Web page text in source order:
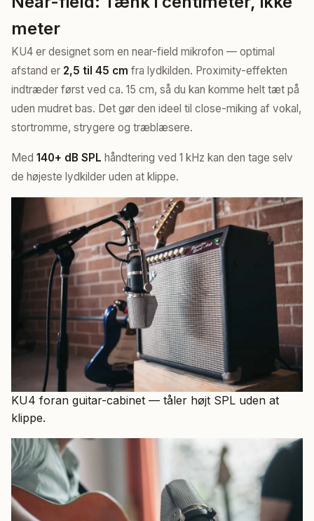
meter
KU4 er designet som en near-field mikrofon — optimal
afstand er 2,5 til 45 cm fra lydkilden. Proximity-effekten
indtræder først ved ca. 15 cm, så du kan komme helt tæt på
uden mudret bas. Det gør den ideel til close-miking af vokal,
stortromme, strygere og træblæsere.
Med 140+ dB SPL håndtering ved 1 kHz kan den tage selv
de højeste lydkilder uden at klippe.
KU4 foran guitar-cabinet — tåler højt SPL uden at
klippe.